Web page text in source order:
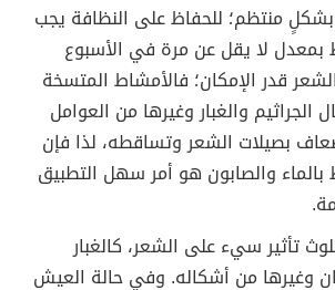
منتظم؛ للحفاظ على النظافة يجب
بمعدل لا يقل عن مرة في الأسبوع
قدر الإمكان؛ فالأمشاط المتسخة
الجراثيم والغبار وغيرها من العوامل
بصيلات الشعر وتساقطه، لذا فإن
والصابون هو أمر سهل التطبيق
تأثير سيء على الشعر، كالغبار
وغيرها من أشكاله. وفي حالة العيش